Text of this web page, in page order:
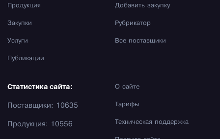
Продукция
Закупки
Услуги
Публикации
Добавить закупку
Рубрикатор
Все поставщики
О сайте
Тарифы
Техническая поддержка
Статистика сайта:
Поставщики: 10635
Продукция: 10556